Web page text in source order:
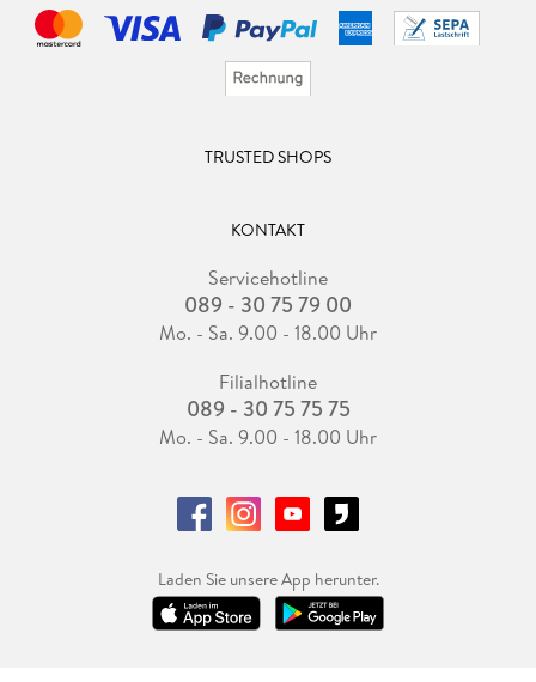
TRUSTED SHOPS
KONTAKT
Servicehotline
089 - 30 75 79 00
Mo. - Sa. 9.00 - 18.00 Uhr
Filialhotline
089 - 30 75 75 75
Mo. - Sa. 9.00 - 18.00 Uhr
Laden Sie unsere App herunter.